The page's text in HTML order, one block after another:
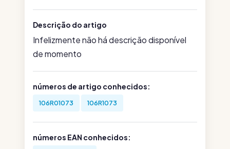
Descrição do artigo
Infelizmente não há descrição disponível
de momento
números de artigo conhecidos:
106R01073 106R1073
números EAN conhecidos: